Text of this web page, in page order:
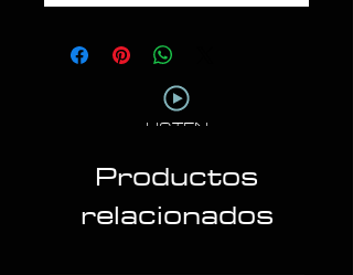
LISTEN
Productos
relacionados